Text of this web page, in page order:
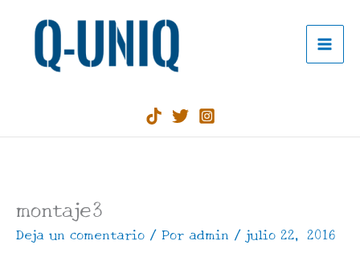
contenido
montaje3
Deja un comentario / Por admin / julio 22, 2016